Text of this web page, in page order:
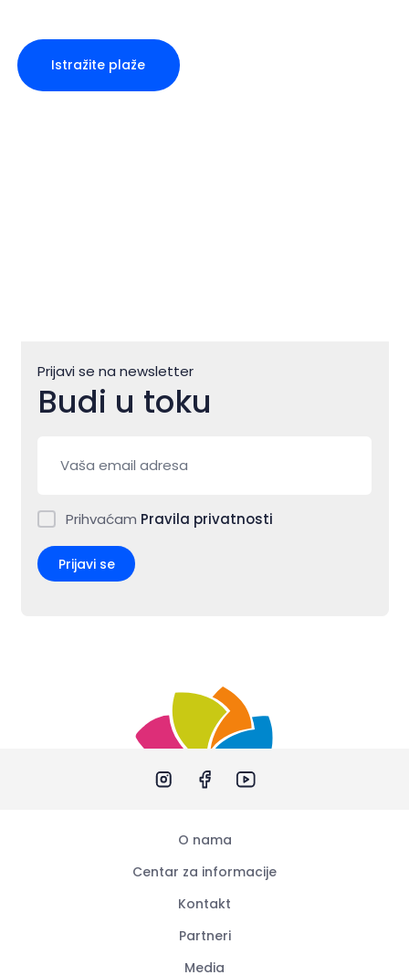
Istražite plaže
Prijavi se na newsletter
Budi u toku
Prihvaćam Pravila privatnosti
Prijavi se
O nama
Centar za informacije
Kontakt
Partneri
Media